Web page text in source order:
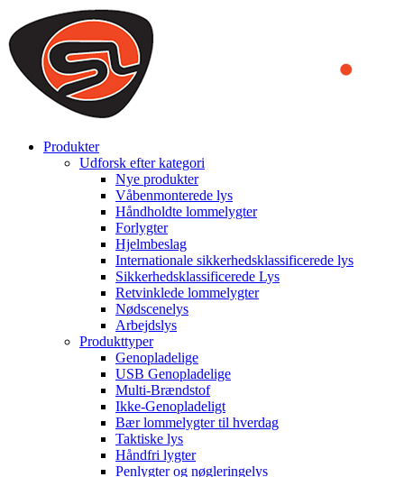
We use cookies to ensure that we provide you the best experience
on our website. By continuing to browse this website, you accept
that cookies are used to help us analyze how the website is used and
to offer you a better experience. To learn more or to find out how
you can disable cookies, you can access our
Produkter
Udforsk efter kategori
Nye produkter
Våbenmonterede lys
Håndholdte lommelygter
Forlygter
Hjelmbeslag
Internationale sikkerhedsklassificerede lys
Sikkerhedsklassificerede Lys
Retvinklede lommelygter
Nødscenelys
Arbejdslys
Produkttyper
Genopladelige
USB Genopladelige
Multi-Brændstof
Ikke-Genopladeligt
Bær lommelygter til hverdag
Taktiske lys
Håndfri lygter
Penlygter og nøgleringelys